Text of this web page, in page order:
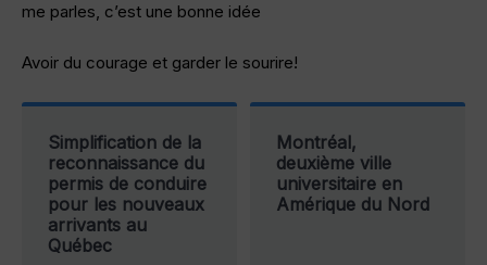
me parles, c’est une bonne idée
Avoir du courage et garder le sourire!
Simplification de la
reconnaissance du
permis de conduire
pour les nouveaux
arrivants au
Québec
Montréal,
deuxième ville
universitaire en
Amérique du Nord